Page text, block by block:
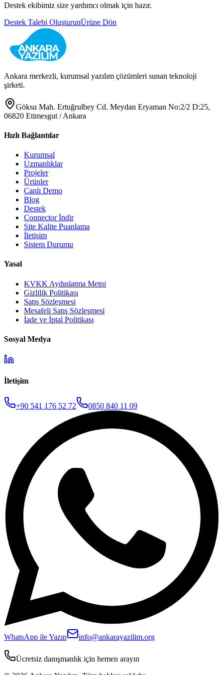
Destek ekibimiz size yardımcı olmak için hazır.
Destek Talebi OluşturunÜrüne Dön
Ankara merkezli, kurumsal yazılım çözümleri sunan teknoloji
şirketi.
Göksu Mah. Ertuğrulbey Cd. Meydan Eryaman No:2/2 D:25,
06820 Etimesgut / Ankara
Hızlı Bağlantılar
Kurumsal
Uzmanlıklar
Projeler
Ürünler
Canlı Demo
Blog
Destek
Connector İndir
Site Kalite Puanlama
İletişim
Sistem Durumu
Yasal
KVKK Aydınlatma Metni
Gizlilik Politikası
Satış Sözleşmesi
Mesafeli Satış Sözleşmesi
İade ve İptal Politikası
Sosyal Medya
İletişim
+90 541 176 52 72 0850 840 11 09
WhatsApp ile Yazın info@ankarayazilim.org
Ücretsiz danışmanlık için hemen arayın